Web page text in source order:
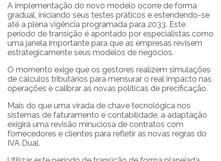
A implementação do novo modelo ocorre de forma
gradual, iniciando seus testes práticos e estendendo-se
até a plena vigência programada para 2033. Este
período de transição é apontado por especialistas como
uma janela importante para que as empresas revisem
estrategicamente seus modelos de negócios.
O momento exige que os gestores realizem simulações
de cálculos tributários para mensurar o real impacto nas
operações e calibrar as novas políticas de precificação.
Mais do que uma virada de chave tecnológica nos
sistemas de faturamento e contabilidade, a adaptação
exigirá uma revisão minuciosa de contratos com
fornecedores e clientes para refletir as novas regras do
IVA Dual.